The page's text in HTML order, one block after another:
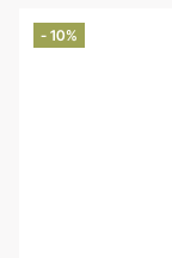
- 10%